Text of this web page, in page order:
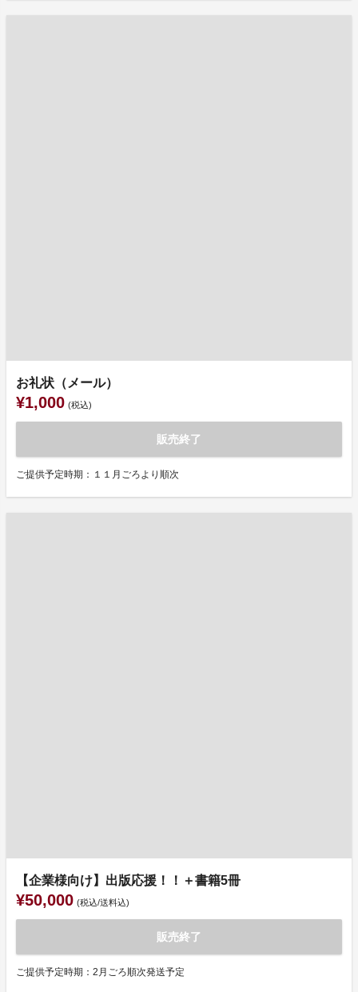
お礼状（メール）
¥1,000 (税込)
販売終了
ご提供予定時期：１１月ごろより順次
【企業様向け】出版応援！！＋書籍5冊
¥50,000 (税込/送料込)
販売終了
ご提供予定時期：2月ごろ順次発送予定